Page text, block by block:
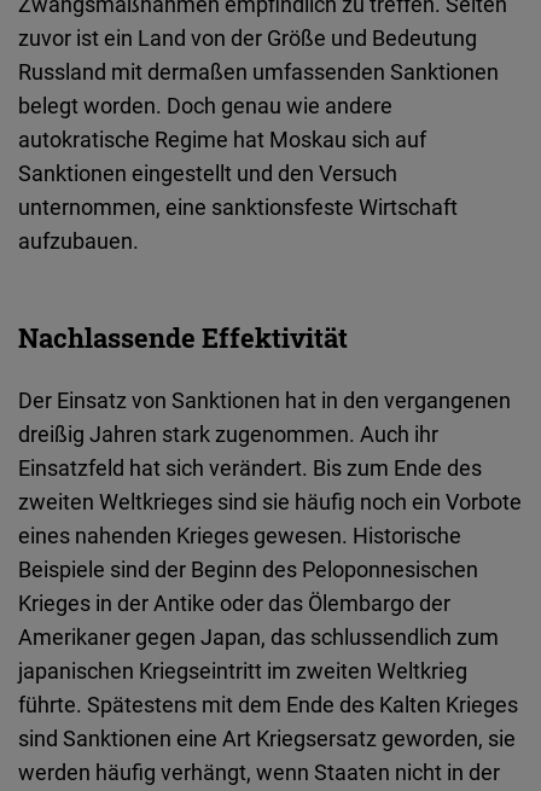
zuvor ist ein Land von der Größe und Bedeutung
Russland mit dermaßen umfassenden Sanktionen
belegt worden. Doch genau wie andere
autokratische Regime hat Moskau sich auf
Sanktionen eingestellt und den Versuch
unternommen, eine sanktionsfeste Wirtschaft
aufzubauen.
Nachlassende Effektivität
Der Einsatz von Sanktionen hat in den vergangenen
dreißig Jahren stark zugenommen. Auch ihr
Einsatzfeld hat sich verändert. Bis zum Ende des
zweiten Weltkrieges sind sie häufig noch ein Vorbote
eines nahenden Krieges gewesen. Historische
Beispiele sind der Beginn des Peloponnesischen
Krieges in der Antike oder das Ölembargo der
Amerikaner gegen Japan, das schlussendlich zum
japanischen Kriegseintritt im zweiten Weltkrieg
führte. Spätestens mit dem Ende des Kalten Krieges
sind Sanktionen eine Art Kriegsersatz geworden, sie
werden häufig verhängt, wenn Staaten nicht in der
Embed
Typeform
Embed